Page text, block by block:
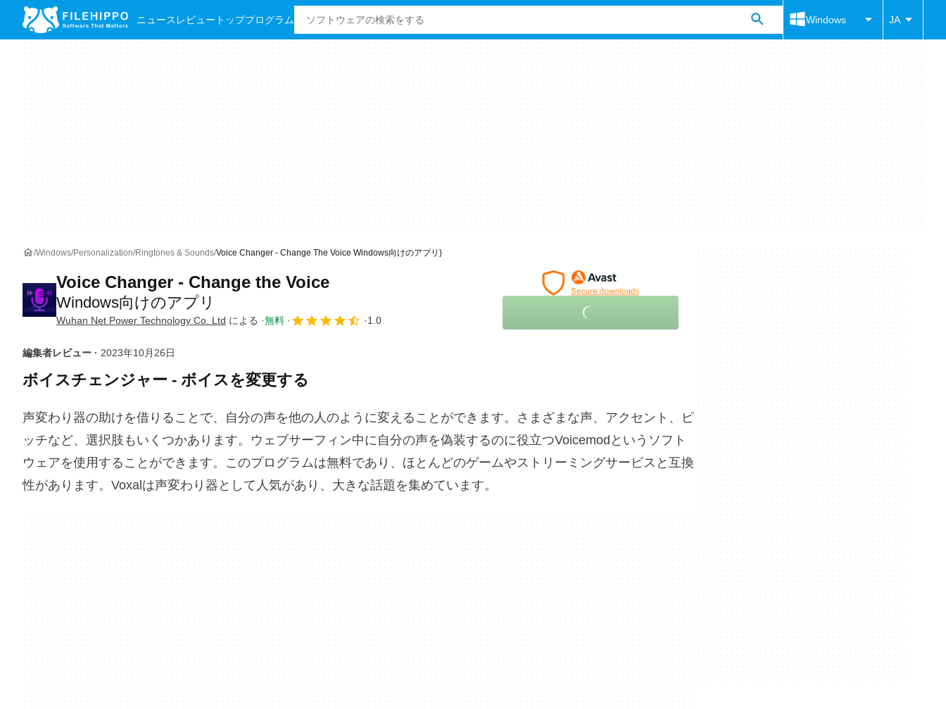
ニュース レビュー トッププログラム Windows JA
Windows Personalization Ringtones & Sounds Voice Changer - Change The Voice Windows向けのアプリ}
Voice Changer - Change the Voice
Windows向けのアプリ
Wuhan Net Power Technology Co. Ltd による 無料 1.0
編集者レビュー · 2023年10月26日
ボイスチェンジャー - ボイスを変更する
声変わり器の助けを借りることで、自分の声を他の人のように変えることができます。さまざまな声、アクセント、ピ
ッチなど、選択肢もいくつかあります。ウェブサーフィン中に自分の声を偽装するのに役立つVoicemodというソフト
ウェアを使用することができます。このプログラムは無料であり、ほとんどのゲームやストリーミングサービスと互換
性があります。Voxalは声変わり器として人気があり、大きな話題を集めています。